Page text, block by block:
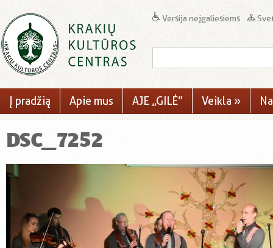
Versija neįgaliesiems
Į pradžią Apie mus AJE „GILĖ” Veikla »
DSC_7252